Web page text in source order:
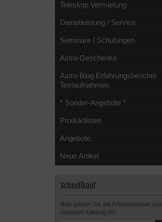
Teleskop Vermietung
Dienstleistung / Service
Seminare / Schulungen
Astro-Geschenke
Astro-Blog Erfahrungsberichte
Testaufnahmen
* Sonder-Angebote *
Produktlisten
Angebote
Neue Artikel
Schnellkauf
Bitte geben Sie die Artikelnummer aus
unserem Katalog ein.